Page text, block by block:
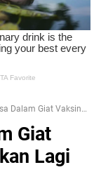
Dalam Giat Vaksin,
Giat
Lagi